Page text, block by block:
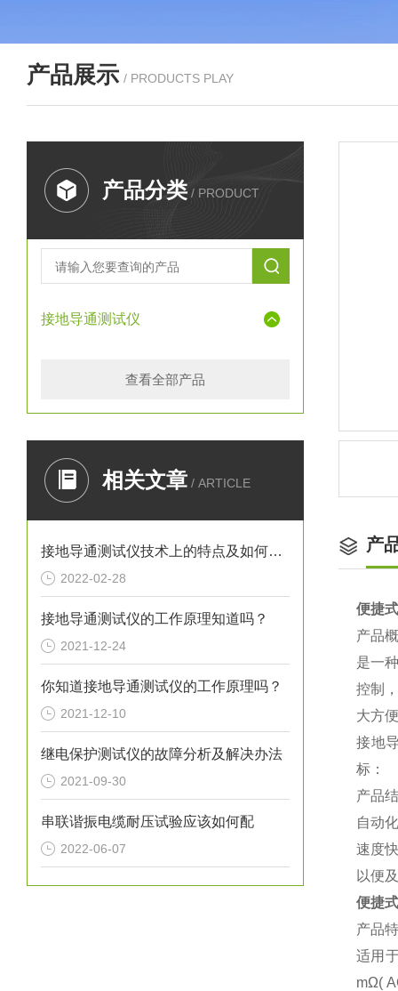
产品展示 / PRODUCTS PLAY
产品分类 / PRODUCT
接地导通测试仪
查看全部产品
相关文章 / ARTICLE
接地导通测试仪技术上的特点及如何操作
2022-02-28
接地导通测试仪的工作原理知道吗？
2021-12-24
你知道接地导通测试仪的工作原理吗？
2021-12-10
继电保护测试仪的故障分析及解决办法
2021-09-30
串联谐振电缆耐压试验应该如何配
2022-06-07
产
便捷
产品
是一
控制
大方
接地
标：
产品
自动
速度
以便
便捷
产品
适用
mΩ(